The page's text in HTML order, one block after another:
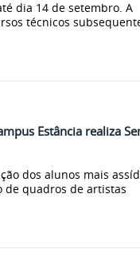
dia 14 de setembro. A
técnicos
Estância realiza
dos alunos mais
de quadros de artistas